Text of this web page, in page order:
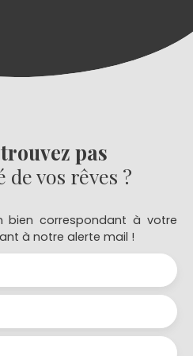
pas
vos rêves ?
bien correspondant à votre
à notre alerte mail !